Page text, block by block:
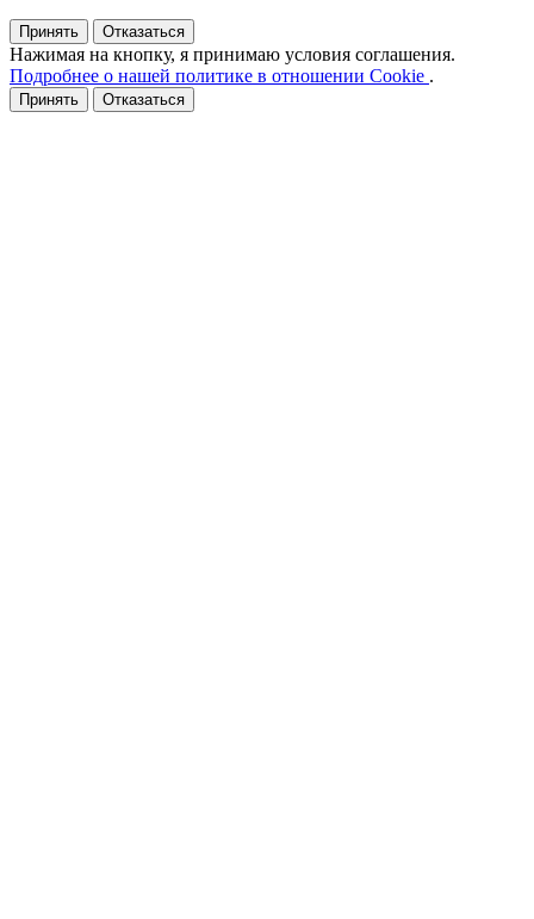
Принять Отказаться
Нажимая на кнопку, я принимаю условия соглашения.
Подробнее о нашей политике в отношении Cookie .
Принять Отказаться